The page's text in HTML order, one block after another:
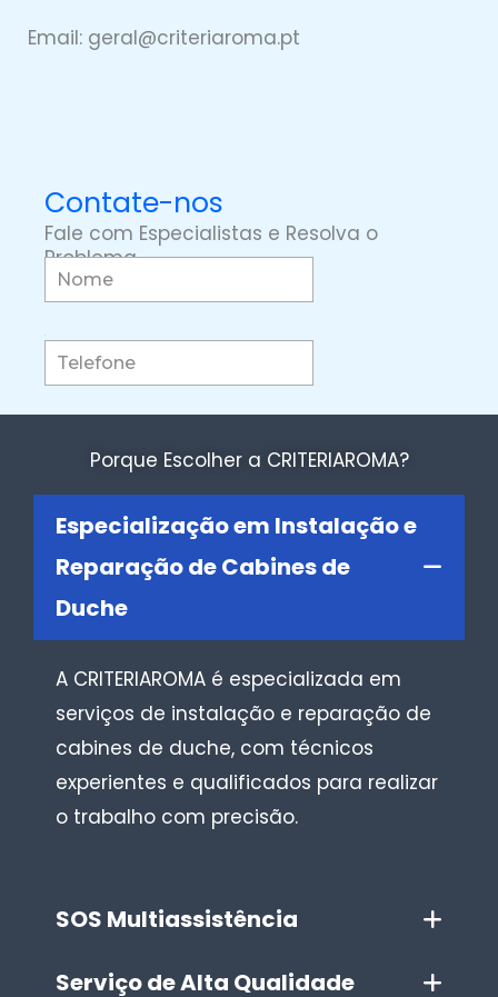
Email: geral@criteriaroma.pt
Contate-nos
Fale com Especialistas e Resolva o
Problema
Porque Escolher a CRITERIAROMA?
Especialização em Instalação e
Reparação de Cabines de
Duche
A CRITERIAROMA é especializada em
serviços de instalação e reparação de
cabines de duche, com técnicos
experientes e qualificados para realizar
o trabalho com precisão.
SOS Multiassistência
Serviço de Alta Qualidade